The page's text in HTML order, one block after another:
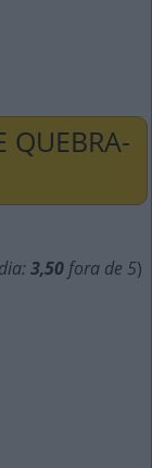
QUEBRA-
3,50 fora de 5)